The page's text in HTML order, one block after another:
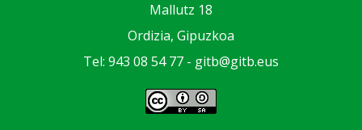
Mallutz 18
Ordizia, Gipuzkoa
Tel: 943 08 54 77 - gitb@gitb.eus